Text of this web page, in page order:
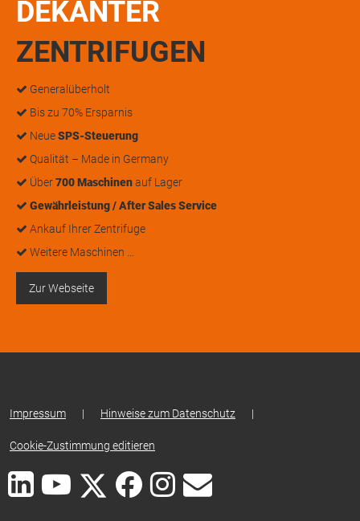
DEKANTER
ZENTRIFUGEN
Generalüberholt
Bis zu 70% Ersparnis
NeueSPS-Steuerung
Qualität – Made in Germany
Über700 Maschinenauf Lager
Gewährleistung / After Sales Service
Ankauf Ihrer Zentrifuge
Weitere Maschinen …
Zur Webseite
Impressum | Hinweise zum Datenschutz |
Cookie-Zustimmung editieren